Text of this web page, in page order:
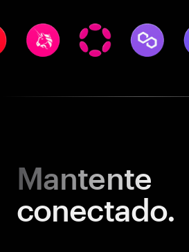
Mantente
conectado.